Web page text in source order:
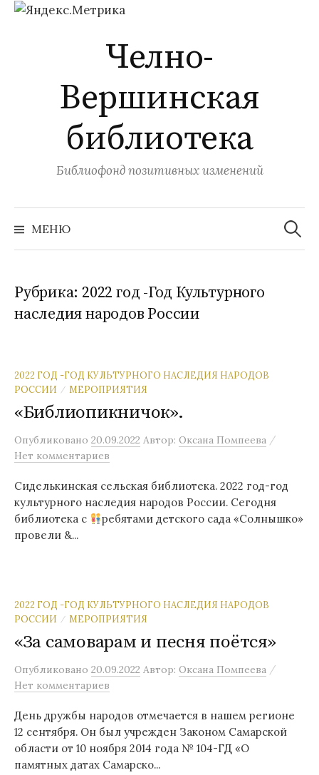
Челно-
Вершинская
библиотека
Библиофонд позитивных изменений
МЕНЮ
Найти:
Рубрика:2022 год -Год Культурного
наследия народов России
2022 ГОД -ГОД КУЛЬТУРНОГО НАСЛЕДИЯ НАРОДОВ
РОССИИ
/ МЕРОПРИЯТИЯ
«Библиопикничок».
Опубликовано 20.09.2022 Автор: Оксана Помпеева /
Нет комментариев
Сиделькинская сельская библиотека. 2022 год-год
культурного наследия народов России. Сегодня
библиотека с
ребятами детского сада «Солнышко»
провели &...
2022 ГОД -ГОД КУЛЬТУРНОГО НАСЛЕДИЯ НАРОДОВ
РОССИИ
/ МЕРОПРИЯТИЯ
«За самоварам и песня поётся»
Опубликовано 20.09.2022 Автор: Оксана Помпеева /
Нет комментариев
День дружбы народов отмечается в нашем регионе
12 сентября. Он был учрежден Законом Самарской
области от 10 ноября 2014 года № 104-ГД «О
памятных датах Самарско...